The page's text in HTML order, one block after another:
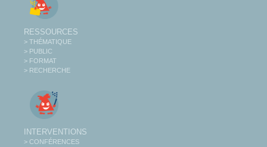
RESSOURCES
> THÉMATIQUE
> PUBLIC
> FORMAT
> RECHERCHE
INTERVENTIONS
> CONFÉRENCES